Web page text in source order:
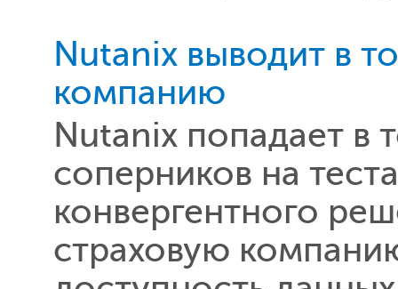
Nutanix выводит в
компанию
Nutanix попадает в
соперников на
конвергентного
страховую